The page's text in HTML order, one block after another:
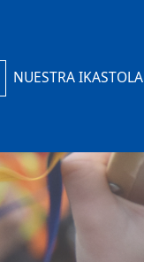
NUESTRA IKASTOLA